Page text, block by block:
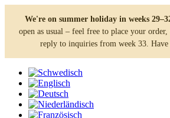
We're on summer holiday in weeks
open as usual – feel free to place your
reply to inquiries from week 33. Have